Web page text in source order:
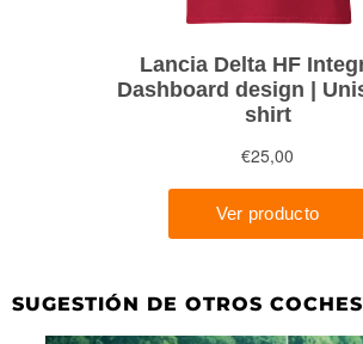
SUGESTIÓN DE OTROS COCHES